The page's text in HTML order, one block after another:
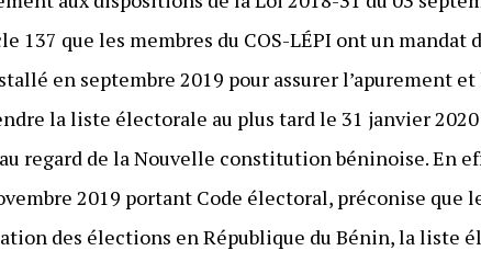
137 que les membres du COS-LÉPI ont un
en septembre 2019 pour assurer l’apurement
la liste électorale au plus tard le 31 janvier
regard de la Nouvelle constitution béninoise. En
2019 portant Code électoral, préconise que
des élections en République du Bénin, la liste